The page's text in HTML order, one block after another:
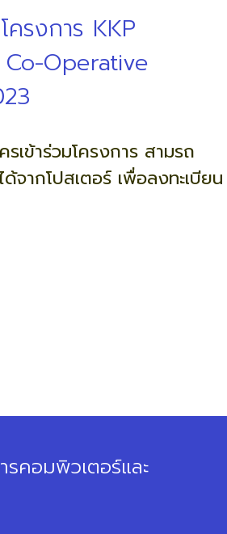
ครงการ KKP
Operative
เข้าร่วมโครงการ สามรถ
จากโปสเตอร์ เพื่อลงทะเบียน
คอมพิวเตอร์และ